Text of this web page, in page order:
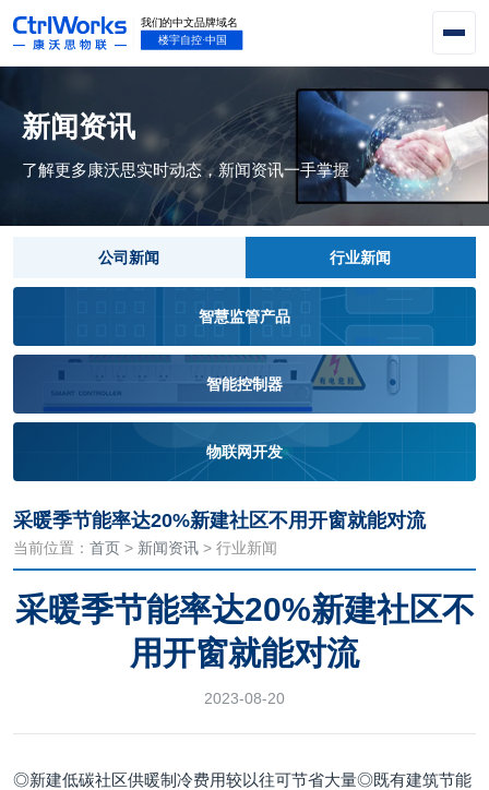
新闻资讯
了解更多康沃思实时动态，新闻资讯一手掌握
公司新闻 行业新闻
智慧监管产品
智能控制器
物联网开发
采暖季节能率达20%新建社区不用开窗就能对流
当前位置： 首页 > 新闻资讯 > 行业新闻
采暖季节能率达20%新建社区不
用开窗就能对流
2023-08-20
◎新建低碳社区供暖制冷费用较以往可节省大量◎既有建筑节能